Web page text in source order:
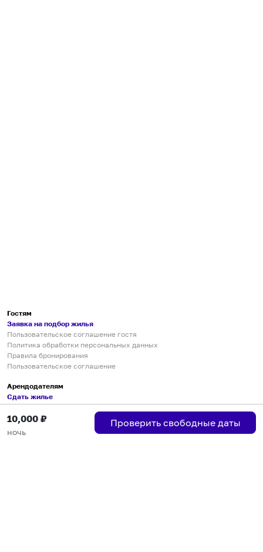
10,000 ₽
ночь
Проверить свободные даты
Гостям
Заявка на подбор жилья
Пользовательское соглашение гостя
Политика обработки персональных данных
Правила бронирования
Пользовательское соглашение
Арендодателям
Сдать жилье
Пользовательское соглашение
Правила публикации объявлений